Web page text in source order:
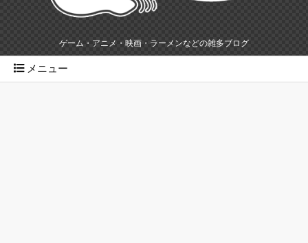
ゲーム・アニメ・映画・ラーメンなどの雑多ブログ
メニュー